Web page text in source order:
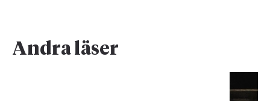
Andra läser